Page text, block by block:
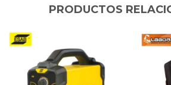
PRODUCTOS